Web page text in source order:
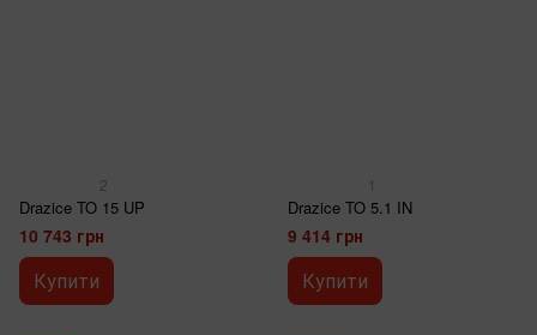
2
Drazice TO 15 UP
10 743 грн
Купити
1
Drazice TO 5.1 IN
9 414 грн
Купити